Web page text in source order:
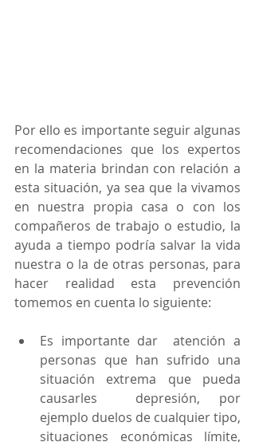
Por ello es importante seguir algunas
recomendaciones que los expertos
en la materia brindan con relación a
esta situación, ya sea que la vivamos
en nuestra propia casa o con los
compañeros de trabajo o estudio, la
ayuda a tiempo podría salvar la vida
nuestra o la de otras personas, para
hacer realidad esta prevención
tomemos en cuenta lo siguiente:
Es importante dar  atención a
personas que han sufrido una
situación extrema que pueda
causarles  depresión, por
ejemplo duelos de cualquier tipo,
situaciones económicas límite,